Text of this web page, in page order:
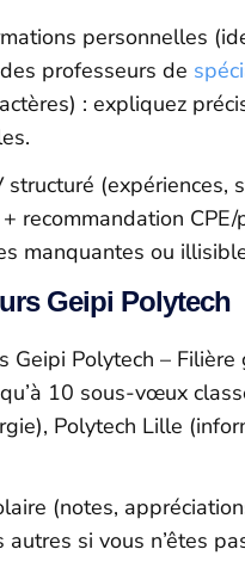
personnelles
professeurs de
: expliquez
(expériences,
manquantes ou
Geipi Polytech
Polytech –
10 sous-vœux
Polytech Lille
(notes,
si vous n’êtes